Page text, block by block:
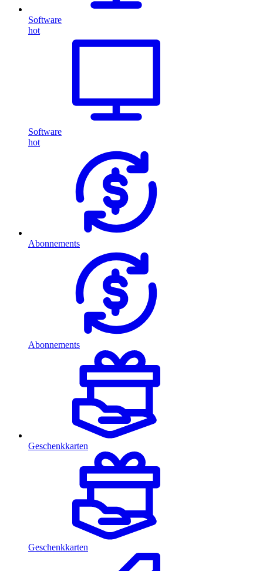
Software
hot
Software
hot
Abonnements
Abonnements
Geschenkkarten
Geschenkkarten